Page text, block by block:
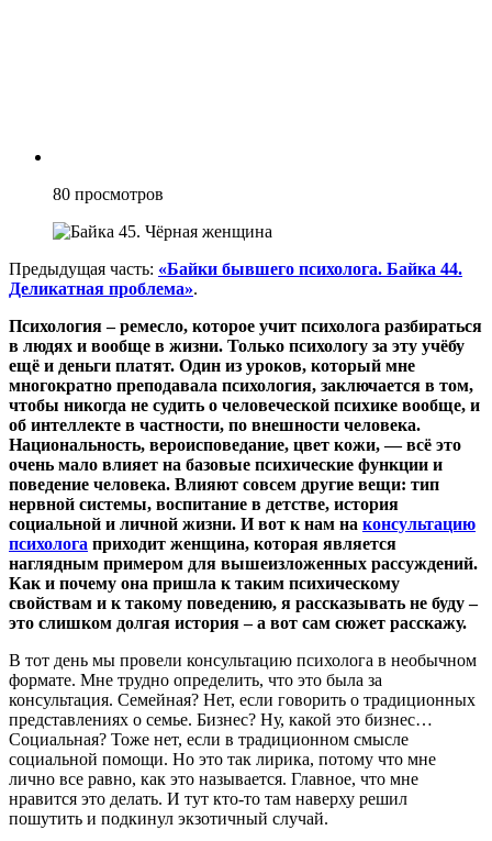
80 просмотров
Предыдущая часть: «Байки бывшего психолога. Байка 44.
Деликатная проблема».
Психология – ремесло, которое учит психолога разбираться
в людях и вообще в жизни. Только психологу за эту учёбу
ещё и деньги платят. Один из уроков, который мне
многократно преподавала психология, заключается в том,
чтобы никогда не судить о человеческой психике вообще, и
об интеллекте в частности, по внешности человека.
Национальность, вероисповедание, цвет кожи, — всё это
очень мало влияет на базовые психические функции и
поведение человека. Влияют совсем другие вещи: тип
нервной системы, воспитание в детстве, история
социальной и личной жизни. И вот к нам на консультацию
психолога приходит женщина, которая является
наглядным примером для вышеизложенных рассуждений.
Как и почему она пришла к таким психическому
свойствам и к такому поведению, я рассказывать не буду –
это слишком долгая история – а вот сам сюжет расскажу.
В тот день мы провели консультацию психолога в необычном
формате. Мне трудно определить, что это была за
консультация. Семейная? Нет, если говорить о традиционных
представлениях о семье. Бизнес? Ну, какой это бизнес…
Социальная? Тоже нет, если в традиционном смысле
социальной помощи. Но это так лирика, потому что мне
лично все равно, как это называется. Главное, что мне
нравится это делать. И тут кто-то там наверху решил
пошутить и подкинул экзотичный случай.